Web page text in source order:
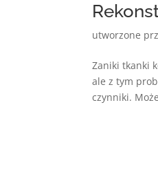
utworzone
Zaniki tkanki
ale z tym
czynniki.